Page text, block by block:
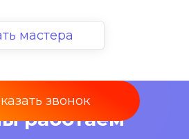
звонок
мастера
работаем